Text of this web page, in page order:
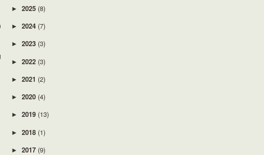
► 2025 (8)
► 2024 (7)
► 2023 (3)
► 2022 (3)
► 2021 (2)
► 2020 (4)
► 2019 (13)
► 2018 (1)
► 2017 (9)